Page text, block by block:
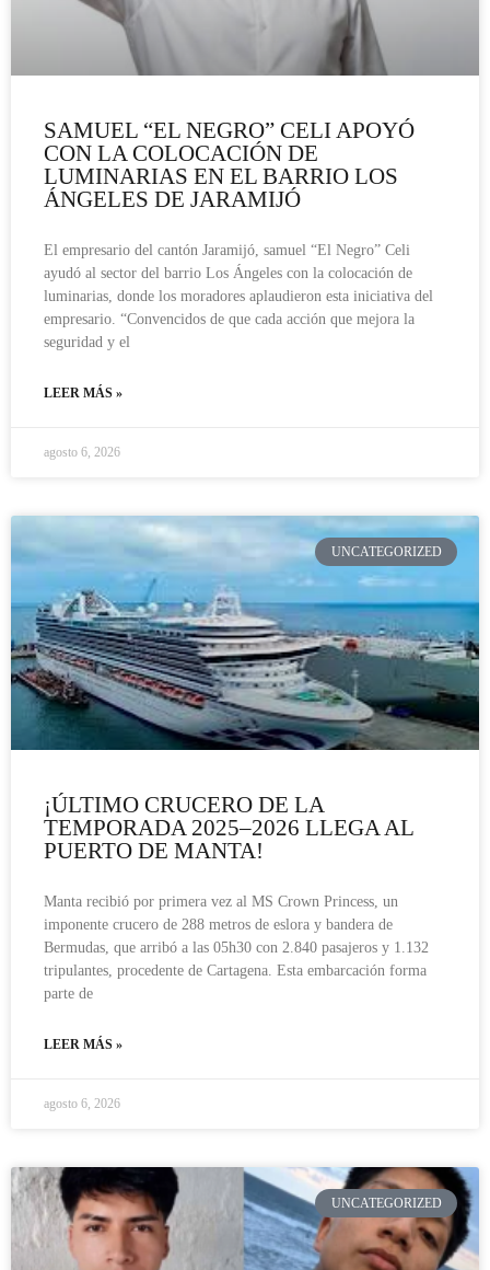
SAMUEL “EL NEGRO” CELI APOYÓ
CON LA COLOCACIÓN DE
LUMINARIAS EN EL BARRIO LOS
ÁNGELES DE JARAMIJÓ
El empresario del cantón Jaramijó, samuel “El Negro” Celi
ayudó al sector del barrio Los Ángeles con la colocación de
luminarias, donde los moradores aplaudieron esta iniciativa del
empresario. “Convencidos de que cada acción que mejora la
seguridad y el
LEER MÁS »
agosto 6, 2026
UNCATEGORIZED
¡ÚLTIMO CRUCERO DE LA
TEMPORADA 2025–2026 LLEGA AL
PUERTO DE MANTA!
Manta recibió por primera vez al MS Crown Princess, un
imponente crucero de 288 metros de eslora y bandera de
Bermudas, que arribó a las 05h30 con 2.840 pasajeros y 1.132
tripulantes, procedente de Cartagena. Esta embarcación forma
parte de
LEER MÁS »
agosto 6, 2026
UNCATEGORIZED